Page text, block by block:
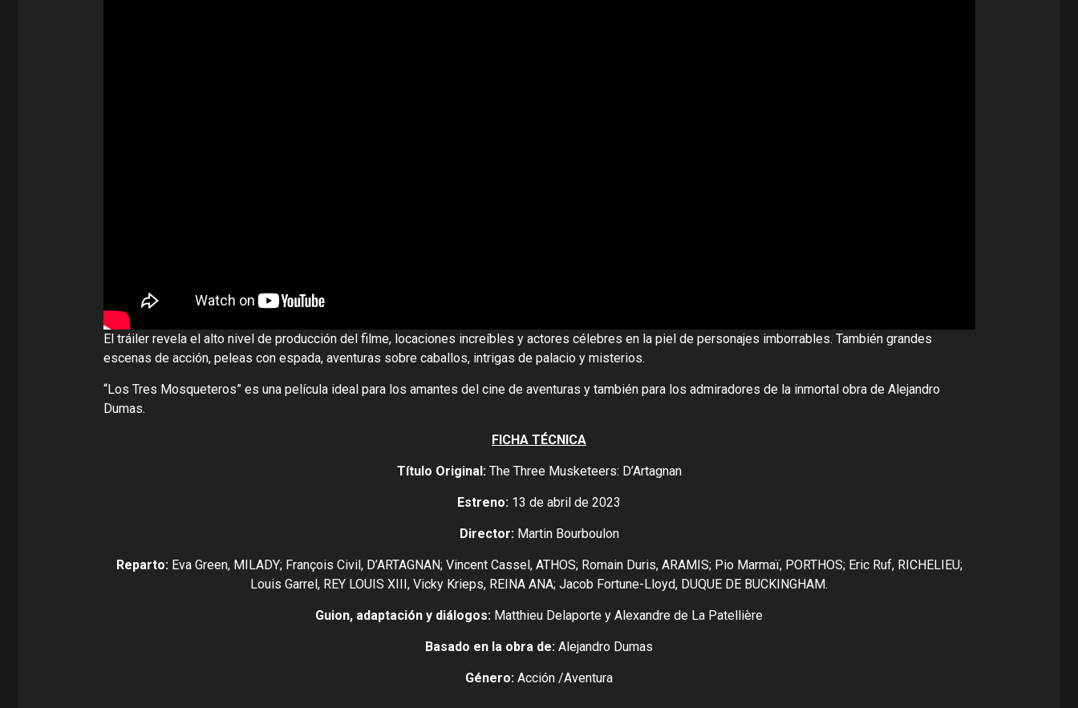
El tráiler revela el alto nivel de producción del filme, locaciones increíbles y actores célebres en la piel de personajes imborrables. También grandes
escenas de acción, peleas con espada, aventuras sobre caballos, intrigas de palacio y misterios.
“Los Tres Mosqueteros” es una película ideal para los amantes del cine de aventuras y también para los admiradores de la inmortal obra de Alejandro
Dumas.
FICHA TÉCNICA
Título Original:The Three Musketeers: D’Artagnan
Estreno: 13 de abril de 2023
Director: Martin Bourboulon
Reparto: Eva Green, MILADY; François Civil, D’ARTAGNAN; Vincent Cassel, ATHOS; Romain Duris, ARAMIS; Pio Marmaï, PORTHOS; Eric Ruf, RICHELIEU;
Louis Garrel, REY LOUIS XIII, Vicky Krieps, REINA ANA; Jacob Fortune-Lloyd, DUQUE DE BUCKINGHAM.
Guion, adaptación y diálogos: Matthieu Delaporte y Alexandre de La Patellière
Basado en la obra de: Alejandro Dumas
Género: Acción /Aventura